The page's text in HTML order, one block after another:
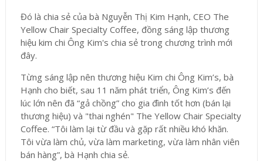
Đó là chia sẻ của bà Nguyễn Thị Kim Hạnh, CEO The
Yellow Chair Specialty Coffee, đồng sáng lập thương
hiệu kim chi Ông Kim's chia sẻ trong chương trình mới
đây.
Từng sáng lập nên thương hiệu Kim chi Ông Kim’s, bà
Hạnh cho biết, sau 11 năm phát triển, Ông Kim’s đến
lúc lớn nên đã “gả chồng” cho gia đình tốt hơn (bán lại
thương hiệu) và "thai nghén" The Yellow Chair Specialty
Coffee. “Tôi làm lại từ đầu và gặp rất nhiều khó khăn.
Tôi vừa làm chủ, vừa làm marketing, vừa làm nhân viên
bán hàng”, bà Hạnh chia sẻ.